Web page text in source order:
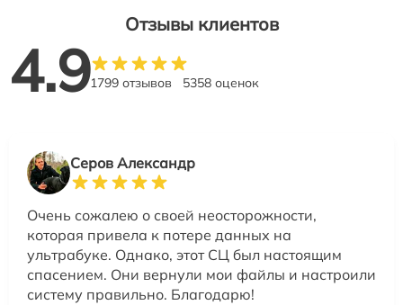
Отзывы клиентов
4.91799 отзывов 5358 оценок
Серов Александр
Очень сожалею о своей неосторожности,
которая привела к потере данных на
ультрабуке. Однако, этот СЦ был настоящим
спасением. Они вернули мои файлы и настроили
систему правильно. Благодарю!